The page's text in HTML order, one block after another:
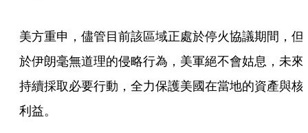
美方重申，儘管目前該區域正處於停火協議期間，但
於伊朗毫無道理的侵略行為，美軍絕不會姑息，未來
持續採取必要行動，全力保護美國在當地的資產與核
利益。